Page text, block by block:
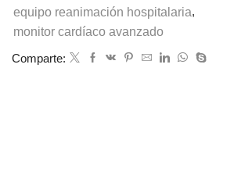
equipo reanimación hospitalaria,
monitor cardíaco avanzado
Comparte: